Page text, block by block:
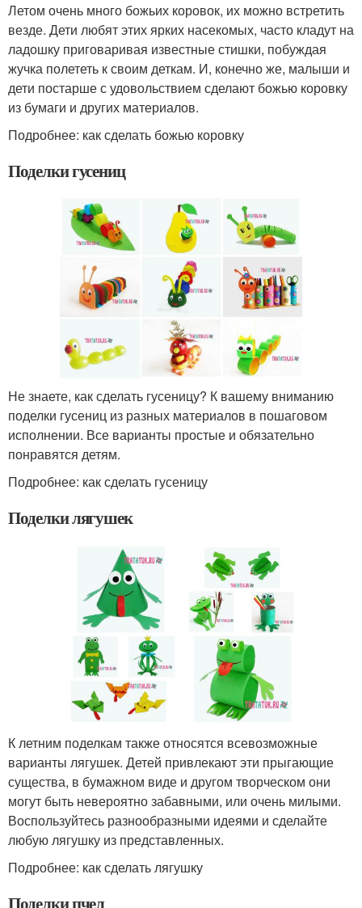
Летом очень много божьих коровок, их можно встретить
везде. Дети любят этих ярких насекомых, часто кладут на
ладошку приговаривая известные стишки, побуждая
жучка полететь к своим деткам. И, конечно же, малыши и
дети постарше с удовольствием сделают божью коровку
из бумаги и других материалов.
Подробнее: как сделать божью коровку
Поделки гусениц
Не знаете, как сделать гусеницу? К вашему вниманию
поделки гусениц из разных материалов в пошаговом
исполнении. Все варианты простые и обязательно
понравятся детям.
Подробнее: как сделать гусеницу
Поделки лягушек
К летним поделкам также относятся всевозможные
варианты лягушек. Детей привлекают эти прыгающие
существа, в бумажном виде и другом творческом они
могут быть невероятно забавными, или очень милыми.
Воспользуйтесь разнообразными идеями и сделайте
любую лягушку из представленных.
Подробнее: как сделать лягушку
Поделки пчел